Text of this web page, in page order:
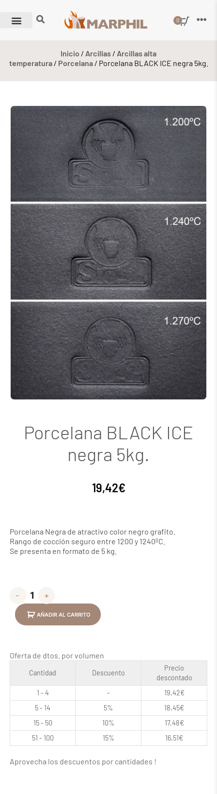
0
Inicio / Arcillas / Arcillas alta
temperatura/ Porcelana/ Porcelana BLACK ICE negra 5kg.
Porcelana BLACK ICE
negra 5kg.
19,42€
Porcelana Negra de atractivo color negro grafito.
Rango de cocción seguro entre 1200 y 1240ºC.
Se presenta en formato de 5 kg.
- +
AÑADIR AL CARRITO
Oferta de dtos. por volumen
Cantidad Descuento
Precio
descontado
1 - 4
- 19,42€
5 - 14
5% 18,45€
15 - 50
10% 17,48€
51 - 100
15% 16,51€
Aprovecha los descuentos por cantidades !